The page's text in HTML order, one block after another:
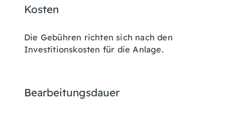
Kosten
Die Gebühren richten sich nach den
Investitionskosten für die Anlage.
Bearbeitungsdauer